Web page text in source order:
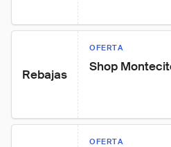
Rebajas
OFERTA
Shop
OFERTA